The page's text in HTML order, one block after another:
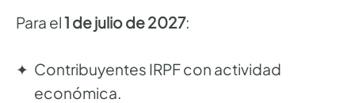
Para el1 de julio de 2027:
Contribuyentes IRPF con actividad
económica.